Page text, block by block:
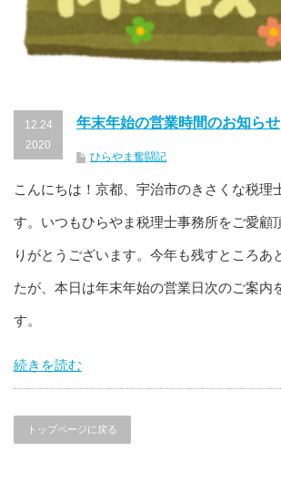
12.24
2020
年末年始の営業時間のお知らせ
ひらやま奮闘記
こんにちは！京都、宇治市のきさくな税理
す。いつもひらやま税理士事務所をご愛顧
りがとうございます。今年も残すところあ
たが、本日は年末年始の営業日次のご案内
す。
続きを読む
トップページに戻る